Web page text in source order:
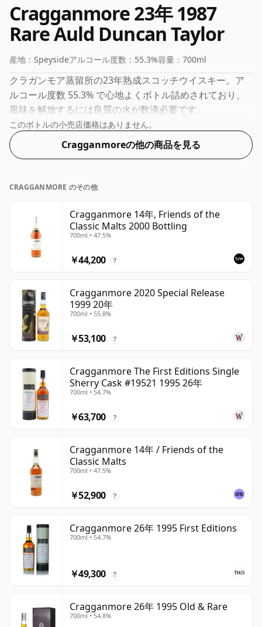
Cragganmore 23年 1987
Rare Auld Duncan Taylor
産地： Speysideアルコール度数： 55.3%容量： 700ml
クラガンモア蒸留所の23年熟成スコッチウイスキー。ア
ルコール度数 55.3% で心地よくボトル詰めされており、
風味を解放するには良質の水が数滴必要です。
このボトルの小売店価格はありません。
Cragganmoreの他の商品を見る
CRAGGANMORE のその他
Cragganmore 14年, Friends of the
Classic Malts 2000 Bottling
700ml • 47.5%
￥44,200 ?
Cragganmore 2020 Special Release
1999 20年
700ml • 55.8%
￥53,100 ?
Cragganmore The First Editions Single
Sherry Cask #19521 1995 26年
700ml • 54.7%
￥63,700 ?
Cragganmore 14年 / Friends of the
Classic Malts
700ml • 47.5%
￥52,900 ?
Cragganmore 26年 1995 First Editions
700ml • 54.7%
￥49,300 ?
Cragganmore 26年 1995 Old & Rare
700ml • 54.8%